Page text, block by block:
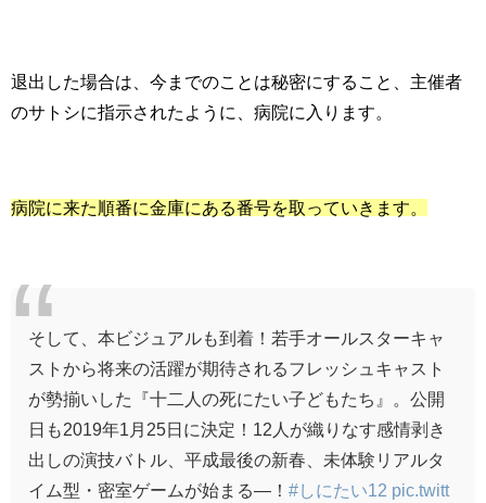
退出した場合は、今までのことは秘密にすること、主催者
のサトシに指示されたように、病院に入ります。
病院に来た順番に金庫にある番号を取っていきます。
そして、本ビジュアルも到着！若手オールスターキャ
ストから将来の活躍が期待されるフレッシュキャスト
が勢揃いした『十二人の死にたい子どもたち』。公開
日も2019年1月25日に決定！12人が織りなす感情剥き
出しの演技バトル、平成最後の新春、未体験リアルタ
イム型・密室ゲームが始まる―！ #しにたい12 pic.twitt